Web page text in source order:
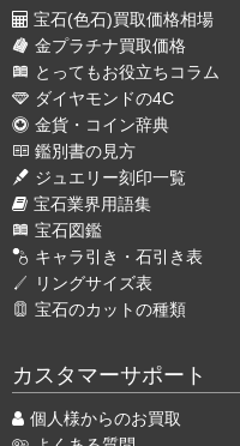
宝石(色石)買取価格相場
金プラチナ買取価格
とってもお役立ちコラム
ダイヤモンドの4C
金貨・コイン辞典
鑑別書の見方
ジュエリー刻印一覧
宝石業界用語集
宝石図鑑
キャラ引き・石引き表
リングサイズ表
宝石のカットの種類
カスタマーサポート
個人様からのお買取